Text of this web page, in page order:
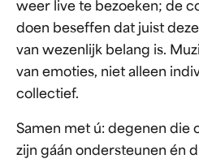
weer live te bezoeken; de
doen beseffen dat juist
van wezenlijk belang is.
van emoties, niet alleen
collectief.
Samen met ú: degenen die
zijn gáán ondersteunen én